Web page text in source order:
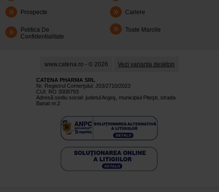
Prospecte Cariere
Politica De
Confidentialitate
Toate Marcile
www.catena.ro - © 2026 Vezi varianta desktop
CATENA PHARMA SRL
Nr. Registrul Comerţului: J03/2710/2023
CUI: RO 3008793
Adresă sediu social: judetul Argeş, municipiul Piteşti, strada
Banat nr.2